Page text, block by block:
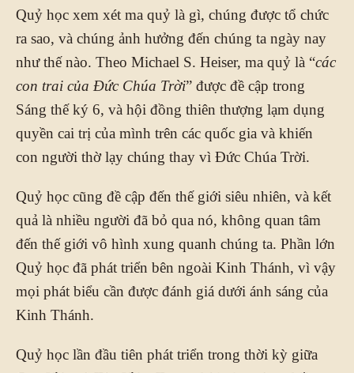
Quỷ học xem xét ma quỷ là gì, chúng được tổ chức
ra sao, và chúng ảnh hưởng đến chúng ta ngày nay
như thế nào. Theo Michael S. Heiser, ma quỷ là “các
con trai của Đức Chúa Trời” được đề cập trong
Sáng thế ký 6, và hội đồng thiên thượng lạm dụng
quyền cai trị của mình trên các quốc gia và khiến
con người thờ lạy chúng thay vì Đức Chúa Trời.
Quỷ học cũng đề cập đến thế giới siêu nhiên, và kết
quả là nhiều người đã bỏ qua nó, không quan tâm
đến thế giới vô hình xung quanh chúng ta. Phần lớn
Quỷ học đã phát triển bên ngoài Kinh Thánh, vì vậy
mọi phát biểu cần được đánh giá dưới ánh sáng của
Kinh Thánh.
Quỷ học lần đầu tiên phát triển trong thời kỳ giữa